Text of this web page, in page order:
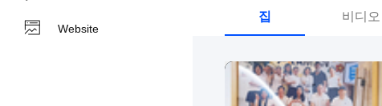
Website
집 비디오